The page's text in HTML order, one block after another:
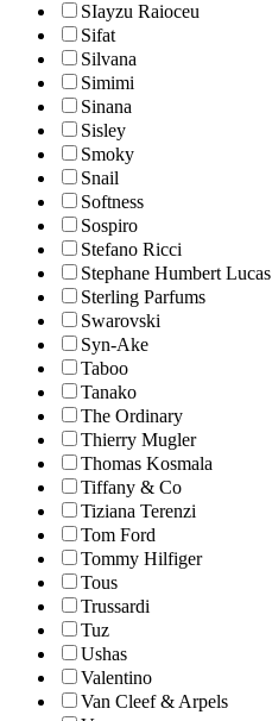
SIayzu Raioceu
Sifat
Silvana
Simimi
Sinana
Sisley
Smoky
Snail
Softness
Sospiro
Stefano Ricci
Stephane Humbert Lucas
Sterling Parfums
Swarovski
Syn-Ake
Taboo
Tanako
The Ordinary
Thierry Mugler
Thomas Kosmala
Tiffany & Co
Tiziana Terenzi
Tom Ford
Tommy Hilfiger
Tous
Trussardi
Tuz
Ushas
Valentino
Van Cleef & Arpels